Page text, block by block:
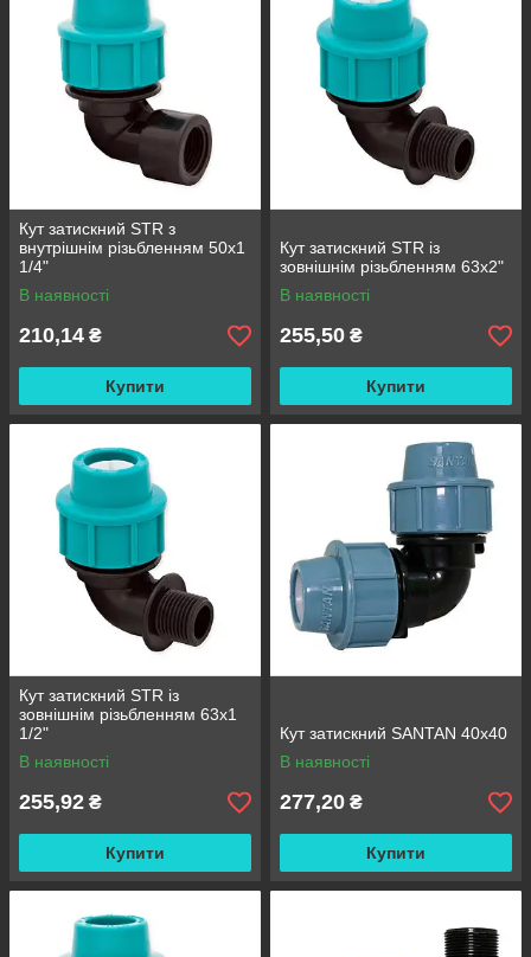
Кут затискний STR з
внутрішнім різьбленням 50х1
1/4"
В наявності
210,14 ₴
Купити
Кут затискний STR із
зовнішнім різьбленням 63х2"
В наявності
255,50 ₴
Купити
Кут затискний STR із
зовнішнім різьбленням 63х1
1/2"
В наявності
255,92 ₴
Купити
Кут затискний SANTAN 40х40
В наявності
277,20 ₴
Купити